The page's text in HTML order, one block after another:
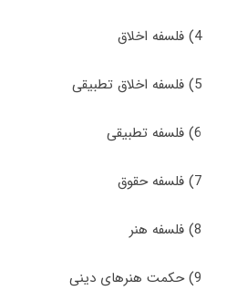
4) ﻓﻠﺴﻔﻪ اﺧﻼق
5) ﻓﻠﺴﻔﻪ اﺧﻼق تطبیقی
6) ﻓﻠﺴﻔﻪ تطبیقی
7) ﻓﻠﺴﻔﻪ ﺣﻘﻮق
8) ﻓﻠﺴﻔﻪ ﻫﻨﺮ
9) ﺣﻜﻤﺖ ﻫﻨﺮﻫﺎی دینی